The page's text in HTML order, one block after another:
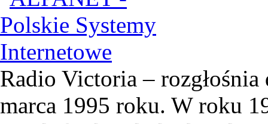
Radio Victoria –
marca 1995 roku. W roku